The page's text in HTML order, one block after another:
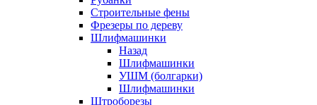
Строительные фены
Фрезеры по дереву
Шлифмашинки
Назад
Шлифмашинки
УШМ (болгарки)
Шлифмашинки
Штроборезы